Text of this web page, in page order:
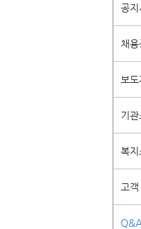
공지
채용
보
기관
복지
고
Q&A